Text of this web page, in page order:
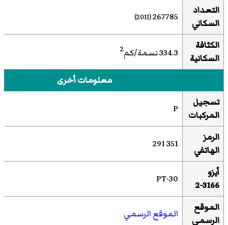
التعداد
السكاني
267785
(2011)
الكثافة
السكانية
334.3 نسمة/كم 2
معلومات أخرى
تسجيل
المركبات
P
الرمز
الهاتفي
351 291
أيزو
3166-2
PT-30
الموقع
الرسمي
الموقع الرسمي